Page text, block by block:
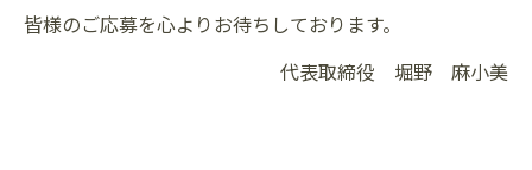
皆様のご応募を心よりお待ちしております。
代表取締役 堀野 麻小美